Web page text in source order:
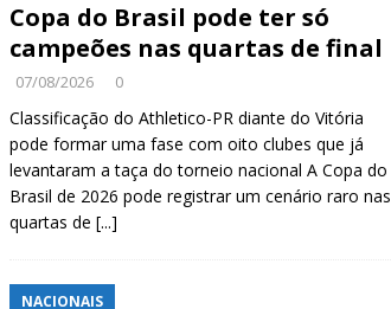
Copa do Brasil pode ter só
campeões nas quartas de final
07/08/2026 0
Classificação do Athletico-PR diante do Vitória
pode formar uma fase com oito clubes que já
levantaram a taça do torneio nacional A Copa do
Brasil de 2026 pode registrar um cenário raro nas
quartas de [...]
NACIONAIS